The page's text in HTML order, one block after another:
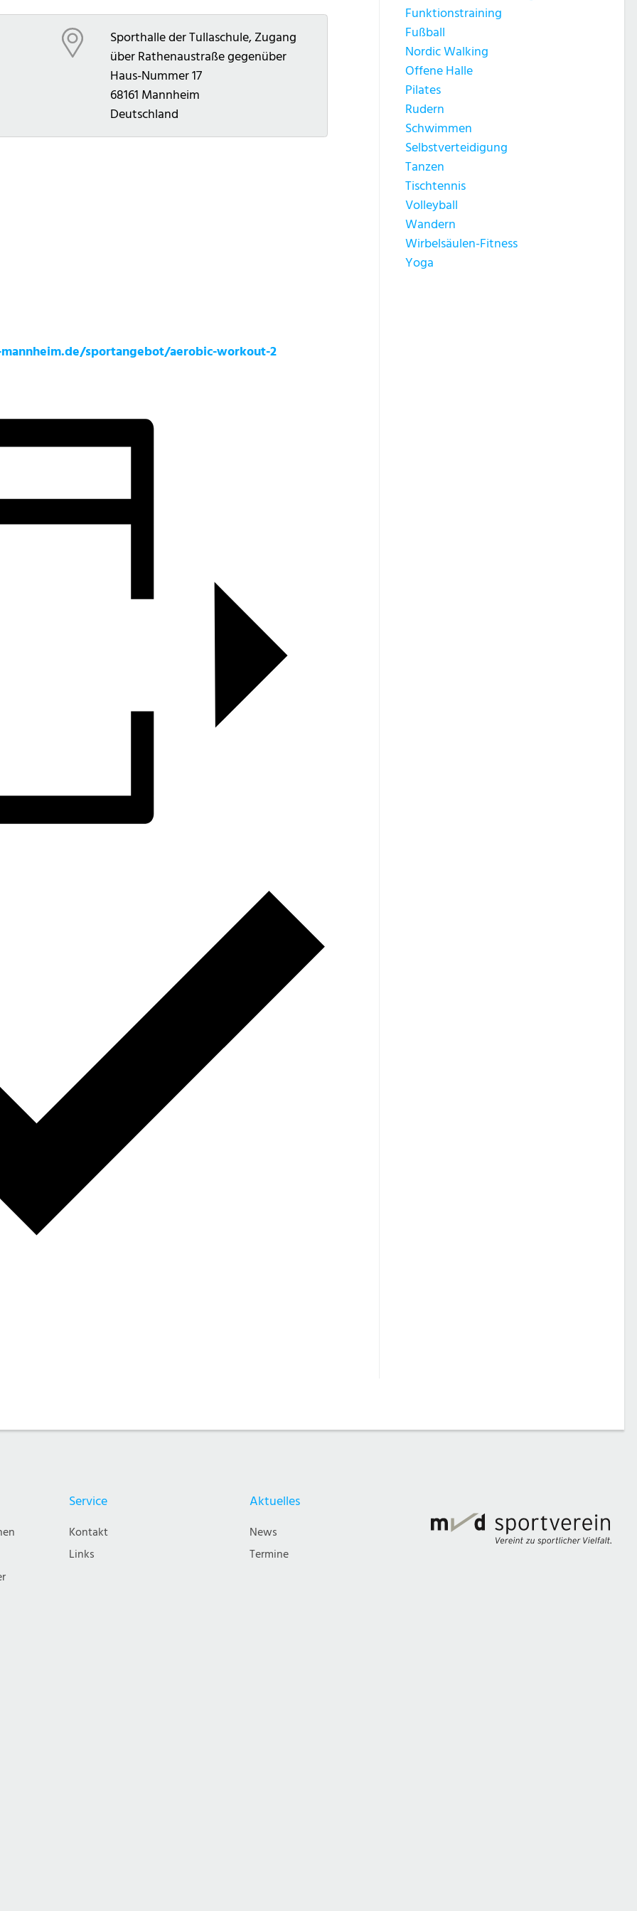
Sporthalle der Tullaschule, Zugang
über Rathenaustraße gegenüber
Haus-Nummer 17
68161 Mannheim
Deutschland
sportangebot/aerobic-workout-2
Funktionstraining
Fußball
Nordic Walking
Offene Halle
Pilates
Rudern
Schwimmen
Selbstverteidigung
Tanzen
Tischtennis
Volleyball
Wandern
Wirbelsäulen-Fitness
Yoga
Service
Kontakt
Links
Aktuelles
News
Termine